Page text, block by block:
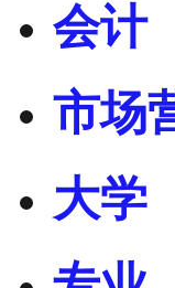
会计
市场
大学